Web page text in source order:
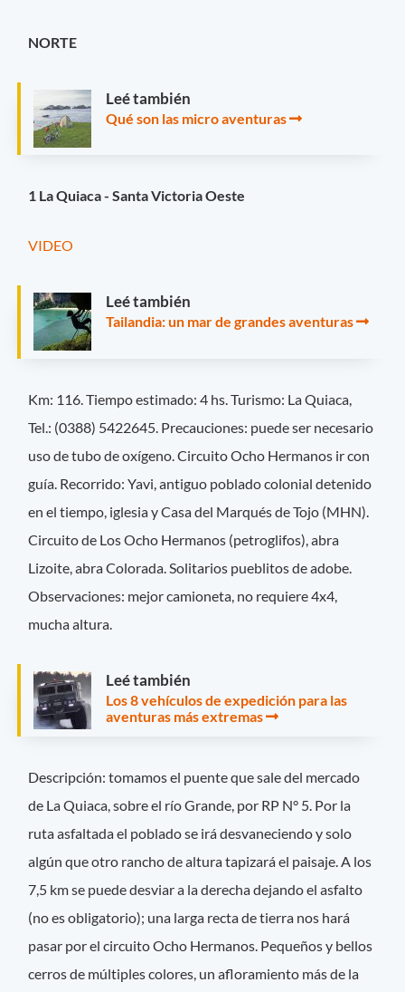
NORTE
Leé también
Qué son las micro aventuras
1 La Quiaca - Santa Victoria Oeste
VIDEO
Leé también
Tailandia: un mar de grandes aventuras
Km: 116. Tiempo estimado: 4 hs. Turismo: La Quiaca,
Tel.: (0388) 5422645. Precauciones: puede ser necesario
uso de tubo de oxígeno. Circuito Ocho Hermanos ir con
guía. Recorrido: Yavi, antiguo poblado colonial detenido
en el tiempo, iglesia y Casa del Marqués de Tojo (MHN).
Circuito de Los Ocho Hermanos (petroglifos), abra
Lizoite, abra Colorada. Solitarios pueblitos de adobe.
Observaciones: mejor camioneta, no requiere 4x4,
mucha altura.
Leé también
Los 8 vehículos de expedición para las
aventuras más extremas
Descripción: tomamos el puente que sale del mercado
de La Quiaca, sobre el río Grande, por RP N° 5. Por la
ruta asfaltada el poblado se irá desvaneciendo y solo
algún que otro rancho de altura tapizará el paisaje. A los
7,5 km se puede desviar a la derecha dejando el asfalto
(no es obligatorio); una larga recta de tierra nos hará
pasar por el circuito Ocho Hermanos. Pequeños y bellos
cerros de múltiples colores, un afloramiento más de la